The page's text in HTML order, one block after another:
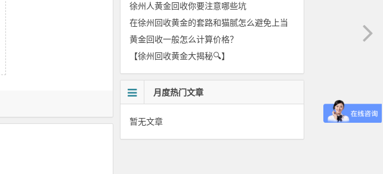
徐州人黄金回收你要注意哪些坑
在徐州回收黄金的套路和猫腻怎么避免上当
黄金回收一般怎么计算价格？
【徐州回收黄金大揭秘🔍】
月度热门文章
暂无文章